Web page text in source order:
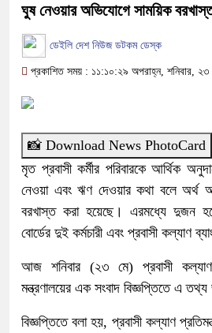
ঘুষ নেওয়ার অভিযোগে সাময়িক বরখাস্ত
ডেইলি দেশ নিউজ ডটকম ডেস্ক
প্রকাশিত সময় : ১১:১০:২৯ অপরাহ্ন, শনিবার,
📸 Download News PhotoCard
মৃত প্রবাসী কর্মীর পরিবারকে আর্থিক
নেওয়া এবং ঋণ দেওয়ার কথা বলে অর্থ
বরখাস্ত করা হয়েছে। এরমধ্যে দুজন
বোর্ডের দুই কর্মচারী এবং প্রবাসী কল্যাণ
আজ শনিবার (২৩ মে) প্রবাসী কল্যাণ
মন্ত্রণালয়ের এক সংবাদ বিজ্ঞপ্তিতে এ
বিজ্ঞপ্তিতে বলা হয়, প্রবাসী কল্যাণ